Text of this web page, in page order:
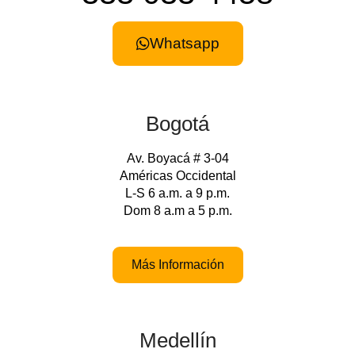
Whatsapp
Bogotá
Av. Boyacá # 3-04
Américas Occidental
L-S 6 a.m. a 9 p.m.
Dom 8 a.m a 5 p.m.
Más Información
Medellín